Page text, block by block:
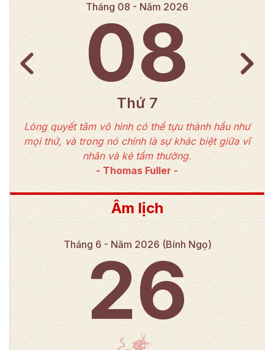
Âm lịch
Tháng 6 - Năm 2026 (Bính Ngọ)
26
Tháng 08 - Năm 2026
08
Thứ 7
Lòng quyết tâm vô hình có thể tựu thành hầu như
mọi thứ, và trong nó chính là sự khác biệt giữa vĩ
nhân và kẻ tầm thường.
- Thomas Fuller -